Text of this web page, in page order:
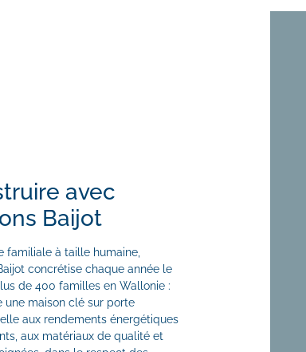
avec
Baijot
familiale à taille humaine,
concrétise chaque année le
de 400 familles en Wallonie :
une maison clé sur porte
aux rendements énergétiques
aux matériaux de qualité et